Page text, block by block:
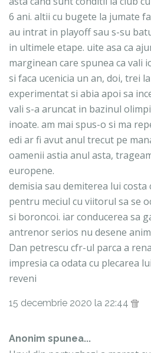
6 ani. altii cu bugete la jumate
au intrat in playoff sau s-su
in ultimele etape. uite asa ca
marginean care spunea ca vali
si faca ucenicia un an, doi, trei
experimentat si abia apoi sa
vali s-a aruncat in bazinul
inoate. am mai spus-o si ma
edi ar fi avut anul trecut pe
oamenii astia anul asta,
europene.
demisia sau demiterea lui costa
pentru meciul cu viitorul sa se
si boroncoi. iar conducerea sa
antrenor serios nu desene
Dan petrescu cfr-ul parca a
impresia ca odata cu plecarea
reveni
15 decembrie 2020 la 22:44
Anonim spunea...